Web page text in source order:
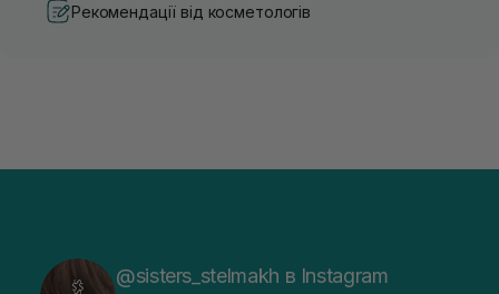
Рекомендації від косметологів
@sisters_stelmakh в Instagram